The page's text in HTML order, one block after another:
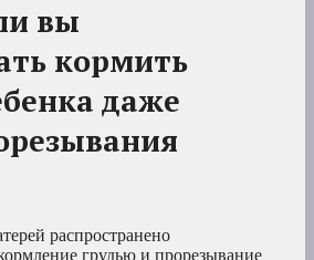
вы
кормить
даже
распространено
грудью и прорезывание